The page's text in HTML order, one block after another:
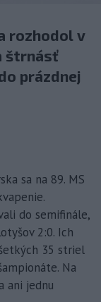
rozhodol v
štrnásť
prázdnej
sa na 89. MS
do semifinále,
2:0. Ich
35 striel
Na
ani jednu